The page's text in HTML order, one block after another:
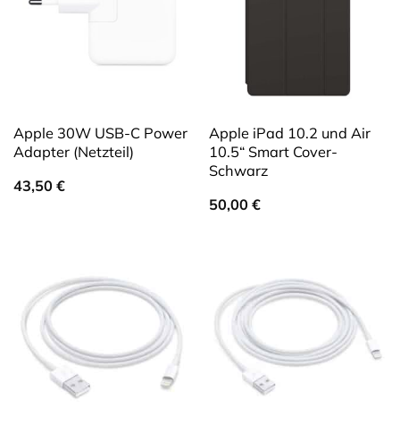
Apple 30W USB-C Power
Adapter (Netzteil)
43,50 €
Apple iPad 10.2 und Air
10.5“ Smart Cover-
Schwarz
50,00 €